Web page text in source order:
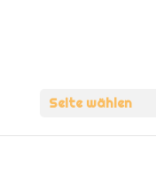
Seite wählen